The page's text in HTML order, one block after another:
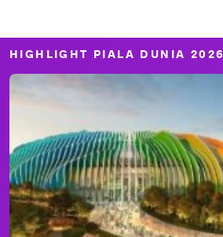
HIGHLIGHT PIALA DUNIA 2026